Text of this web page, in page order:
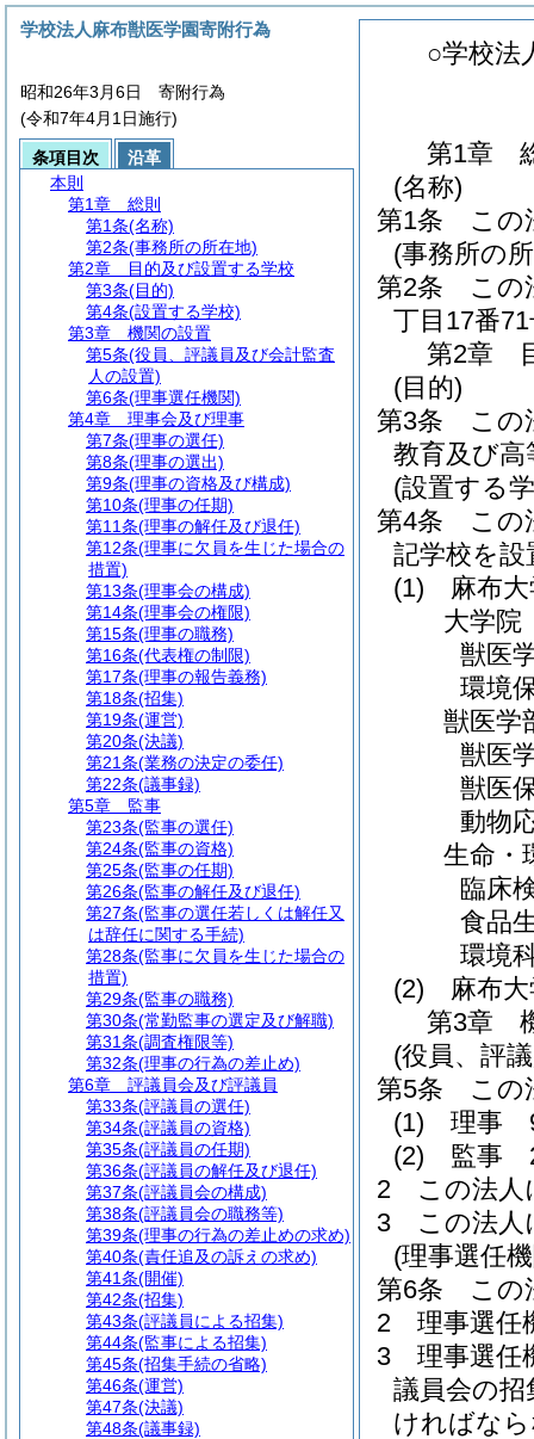
○学校法
第1章
(名称)
第1条
この
(事務所の
第2条
この
丁目17番
第2章
(目的)
第3条
この
教育及び
(設置する
第4条
この
記学校を設
(1)
麻布
大学院
獣医
環境
獣医学
獣医
獣医
動物
生命・
臨床
食品
環境
(2)
麻布
第3章
(役員、評
第5条
この
(1)
理事
(2)
監事
2
この法人
3
この法人
(理事選任
第6条
この
2
理事選任
3
理事選任
議員会の
ければな
学校法人麻布獣医学園寄附行為
昭和26年3月6日 寄附行為
(令和7年4月1日施行)
条項目次
沿革
本則
第1章
総則
第1条(名称)
第2条(事務所の所在地)
第2章
目的及び設置する学校
第3条(目的)
第4条(設置する学校)
第3章
機関の設置
第5条(役員、評議員及び会計監査
人の設置)
第6条(理事選任機関)
第4章
理事会及び理事
第7条(理事の選任)
第8条(理事の選出)
第9条(理事の資格及び構成)
第10条(理事の任期)
第11条(理事の解任及び退任)
第12条(理事に欠員を生じた場合の
措置)
第13条(理事会の構成)
第14条(理事会の権限)
第15条(理事の職務)
第16条(代表権の制限)
第17条(理事の報告義務)
第18条(招集)
第19条(運営)
第20条(決議)
第21条(業務の決定の委任)
第22条(議事録)
第5章
監事
第23条(監事の選任)
第24条(監事の資格)
第25条(監事の任期)
第26条(監事の解任及び退任)
第27条(監事の選任若しくは解任又
は辞任に関する手続)
第28条(監事に欠員を生じた場合の
措置)
第29条(監事の職務)
第30条(常勤監事の選定及び解職)
第31条(調査権限等)
第32条(理事の行為の差止め)
第6章
評議員会及び評議員
第33条(評議員の選任)
第34条(評議員の資格)
第35条(評議員の任期)
第36条(評議員の解任及び退任)
第37条(評議員会の構成)
第38条(評議員会の職務等)
第39条(理事の行為の差止めの求め)
第40条(責任追及の訴えの求め)
第41条(開催)
第42条(招集)
第43条(評議員による招集)
第44条(監事による招集)
第45条(招集手続の省略)
第46条(運営)
第47条(決議)
第48条(議事録)